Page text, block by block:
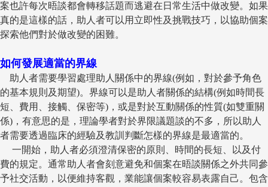
案也許每次晤談都會轉移話題而逃避在日常生活中做改變。如果
真的是這樣的話，助人者可以用立即性及挑戰技巧，以協助個案
探索他們對於做改變的困難。
如何發展適當的界線
助人者需要學習處理助人關係中的界線(例如，對於參予角色
的基本規則及期望)。界線可以是助人者關係的結構(例如時間長
短、費用、接觸、保密等)，或是對於互動關係的性質(如雙重關
係)，有意思的是，理論學者對於界限議題談的不多，所以助人
者需要透過臨床的經驗及教訓判斷怎樣的界線是最適當的。
一開始，助人者必須澄清保密的原則、時間的長短、以及付
費的規定。通常助人者會刻意避免和個案在晤談關係之外共同參
予社交活動，以便維持客觀，業能讓個案較容易表露自己。包含